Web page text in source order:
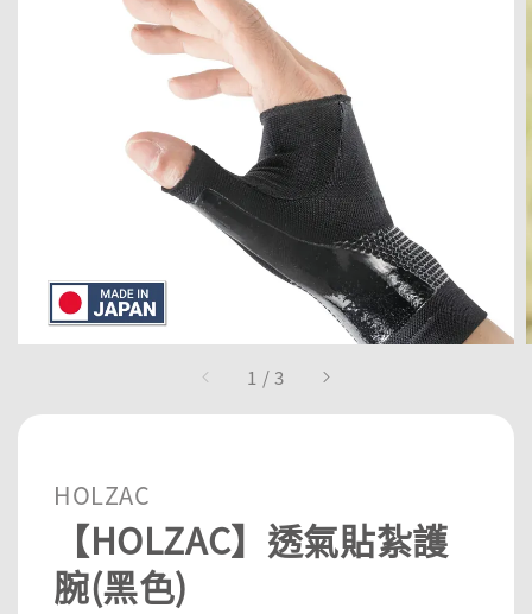
1 /3
HOLZAC
【HOLZAC】透氣貼紮護
腕(黑色)